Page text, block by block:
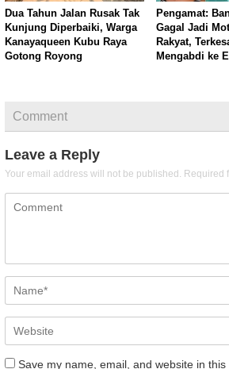
Dua Tahun Jalan Rusak Tak
Kunjung Diperbaiki, Warga
Kanayaqueen Kubu Raya
Gotong Royong
Pengamat:
Gagal Jadi
Rakyat,
Mengabdi ke
Comment
Leave a Reply
Your email address will not be published. Required
Save my name, email, and website in